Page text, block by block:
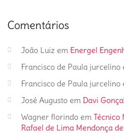
Comentários
João Luiz em Energel
Francisco de Paula jurcelino
Francisco de Paula jurcelino
José Augusto em Davi
Wagner florindo em Técnico
Rafael de Lima Mendonça